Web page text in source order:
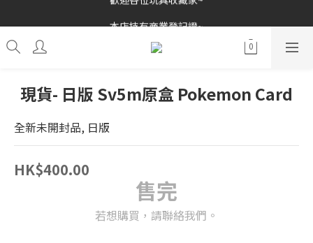
本店持有商業登記證~
接受消費券(支付寶HK/八達通)~
現貨- 日版 Sv5m原盒 Pokemon Card
全新未開封品, 日版
HK$400.00
售完
若想購買，請聯絡我們。